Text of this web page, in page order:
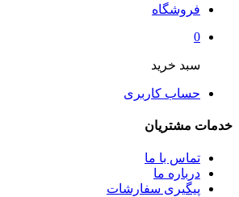
فروشگاه
0
سبد خرید
حساب کاربری
خدمات مشتریان
تماس با ما
درباره ما
پیگیری سفارشات